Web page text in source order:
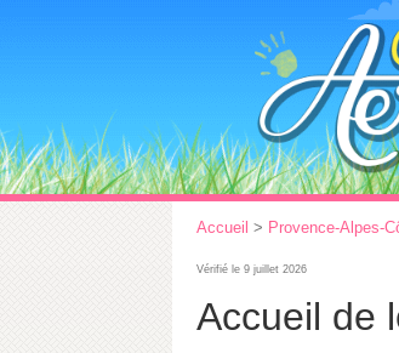
Accueil > Provence-Alpes-
Vérifié le 9 juillet 2026
Accueil de